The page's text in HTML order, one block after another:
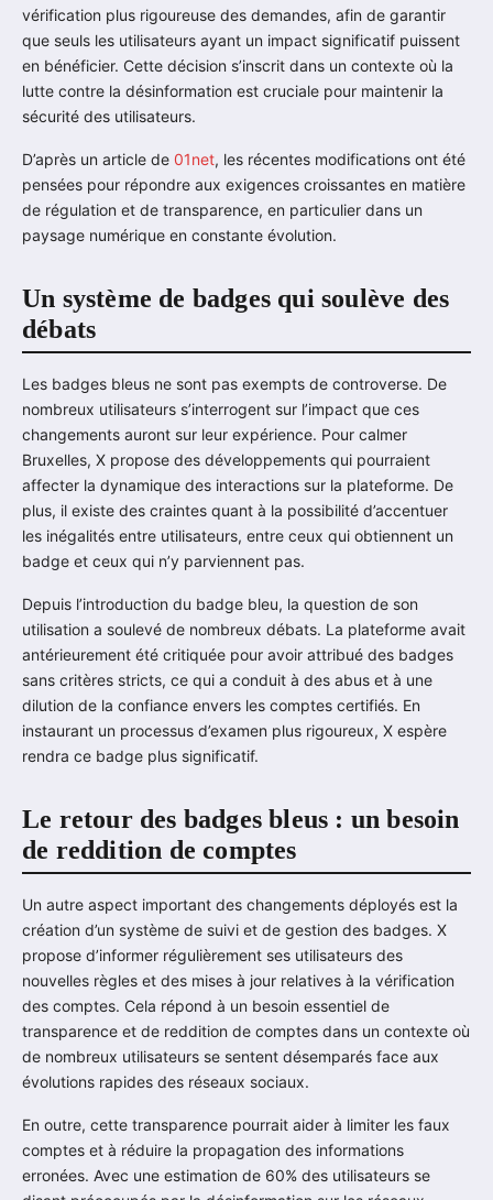
vérification plus rigoureuse des demandes, afin de garantir
que seuls les utilisateurs ayant un impact significatif puissent
en bénéficier. Cette décision s’inscrit dans un contexte où la
lutte contre la désinformation est cruciale pour maintenir la
sécurité des utilisateurs.
D’après un article de 01net, les récentes modifications ont été
pensées pour répondre aux exigences croissantes en matière
de régulation et de transparence, en particulier dans un
paysage numérique en constante évolution.
Un système de badges qui soulève des
débats
Les badges bleus ne sont pas exempts de controverse. De
nombreux utilisateurs s’interrogent sur l’impact que ces
changements auront sur leur expérience. Pour calmer
Bruxelles, X propose des développements qui pourraient
affecter la dynamique des interactions sur la plateforme. De
plus, il existe des craintes quant à la possibilité d’accentuer
les inégalités entre utilisateurs, entre ceux qui obtiennent un
badge et ceux qui n’y parviennent pas.
Depuis l’introduction du badge bleu, la question de son
utilisation a soulevé de nombreux débats. La plateforme avait
antérieurement été critiquée pour avoir attribué des badges
sans critères stricts, ce qui a conduit à des abus et à une
dilution de la confiance envers les comptes certifiés. En
instaurant un processus d’examen plus rigoureux, X espère
rendra ce badge plus significatif.
Le retour des badges bleus : un besoin
de reddition de comptes
Un autre aspect important des changements déployés est la
création d’un système de suivi et de gestion des badges. X
propose d’informer régulièrement ses utilisateurs des
nouvelles règles et des mises à jour relatives à la vérification
des comptes. Cela répond à un besoin essentiel de
transparence et de reddition de comptes dans un contexte où
de nombreux utilisateurs se sentent désemparés face aux
évolutions rapides des réseaux sociaux.
En outre, cette transparence pourrait aider à limiter les faux
comptes et à réduire la propagation des informations
erronées. Avec une estimation de 60% des utilisateurs se